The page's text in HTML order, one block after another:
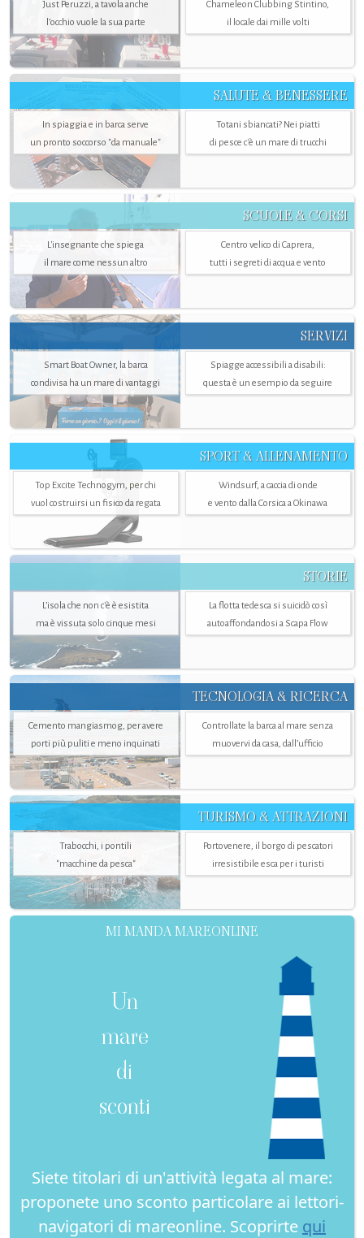
Just Peruzzi, a tavola anche
l’occhio vuole la sua parte
Chameleon Clubbing Stintino,
il locale dai mille volti
SALUTE & BENESSERE
In spiaggia e in barca serve
un pronto soccorso "da manuale"
Totani sbiancati? Nei piatti
di pesce c'è un mare di trucchi
SCUOLE & CORSI
L'insegnante che spiega
il mare come nessun altro
Centro velico di Caprera,
tutti i segreti di acqua e vento
SERVIZI
Smart Boat Owner, la barca
condivisa ha un mare di vantaggi
Spiagge accessibili a disabili:
questa è un esempio da seguire
SPORT & ALLENAMENTO
Top Excite Technogym, per chi
vuol costruirsi un fisico da regata
Windsurf, a caccia di onde
e vento dalla Corsica a Okinawa
STORIE
L’isola che non c'è è esistita
ma è vissuta solo cinque mesi
La flotta tedesca si suicidò così
autoaffondandosi a Scapa Flow
TECNOLOGIA & RICERCA
Cemento mangiasmog, per avere
porti più puliti e meno inquinati
Controllate la barca al mare senza
muovervi da casa, dall’ufficio
TURISMO & ATTRAZIONI
Trabocchi, i pontili
"macchine da pesca"
Portovenere, il borgo di pescatori
irresistibile esca per i turisti
MI MANDA MAREONLINE
Un
mare
di
sconti
Siete titolari di un'attività legata al mare:
proponete uno sconto particolare ai lettori-
navigatori di mareonline. Scoprirte qui